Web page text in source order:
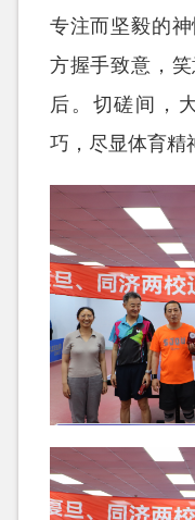
专注而坚毅的
方握手致意，
后。切磋间，
巧，尽显体育精